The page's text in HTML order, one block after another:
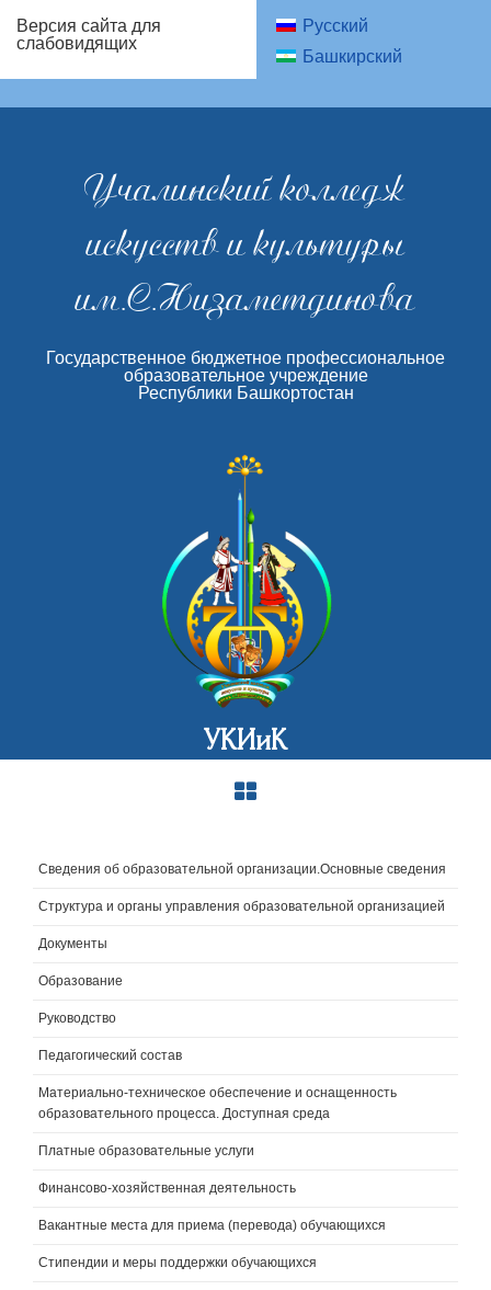
Версия сайта для
слабовидящих
Русский
Башкирский
Учалинский колледж
искусств и культуры
им.С.Низаметдинова
Государственное бюджетное профессиональное
образовательное учреждение
Республики Башкортостан
УКИиК
Сведения об образовательной организации.Основные сведения
Структура и органы управления образовательной организацией
Документы
Образование
Руководство
Педагогический состав
Материально-техническое обеспечение и оснащенность
образовательного процесса. Доступная среда
Платные образовательные услуги
Финансово-хозяйственная деятельность
Вакантные места для приема (перевода) обучающихся
Стипендии и меры поддержки обучающихся